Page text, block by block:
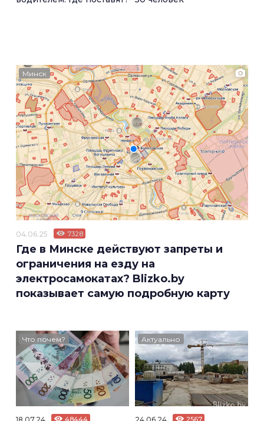
Минск
04.06.25 7328
Где в Минске действуют запреты и
ограничения на езду на
электросамокатах? Blizko.by
показывает самую подробную карту
Что почем?
48444
Актуально
2567